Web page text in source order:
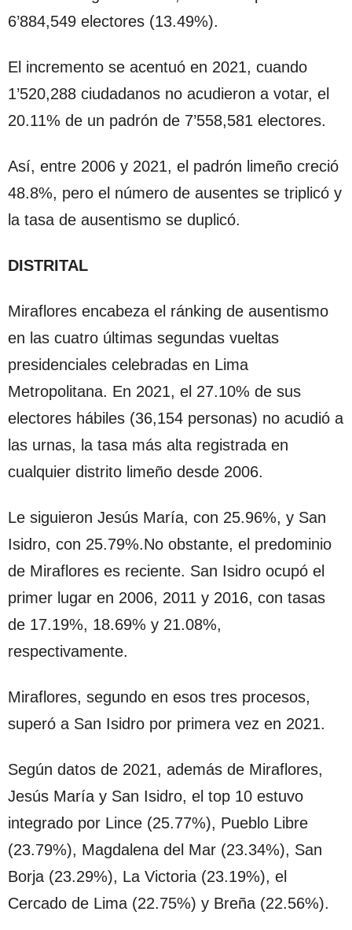
6’884,549 electores (13.49%).
El incremento se acentuó en 2021, cuando
1’520,288 ciudadanos no acudieron a votar, el
20.11% de un padrón de 7’558,581 electores.
Así, entre 2006 y 2021, el padrón limeño creció
48.8%, pero el número de ausentes se triplicó y
la tasa de ausentismo se duplicó.
DISTRITAL
Miraflores encabeza el ránking de ausentismo
en las cuatro últimas segundas vueltas
presidenciales celebradas en Lima
Metropolitana. En 2021, el 27.10% de sus
electores hábiles (36,154 personas) no acudió a
las urnas, la tasa más alta registrada en
cualquier distrito limeño desde 2006.
Le siguieron Jesús María, con 25.96%, y San
Isidro, con 25.79%.No obstante, el predominio
de Miraflores es reciente. San Isidro ocupó el
primer lugar en 2006, 2011 y 2016, con tasas
de 17.19%, 18.69% y 21.08%,
respectivamente.
Miraflores, segundo en esos tres procesos,
superó a San Isidro por primera vez en 2021.
Según datos de 2021, además de Miraflores,
Jesús María y San Isidro, el top 10 estuvo
integrado por Lince (25.77%), Pueblo Libre
(23.79%), Magdalena del Mar (23.34%), San
Borja (23.29%), La Victoria (23.19%), el
Cercado de Lima (22.75%) y Breña (22.56%).